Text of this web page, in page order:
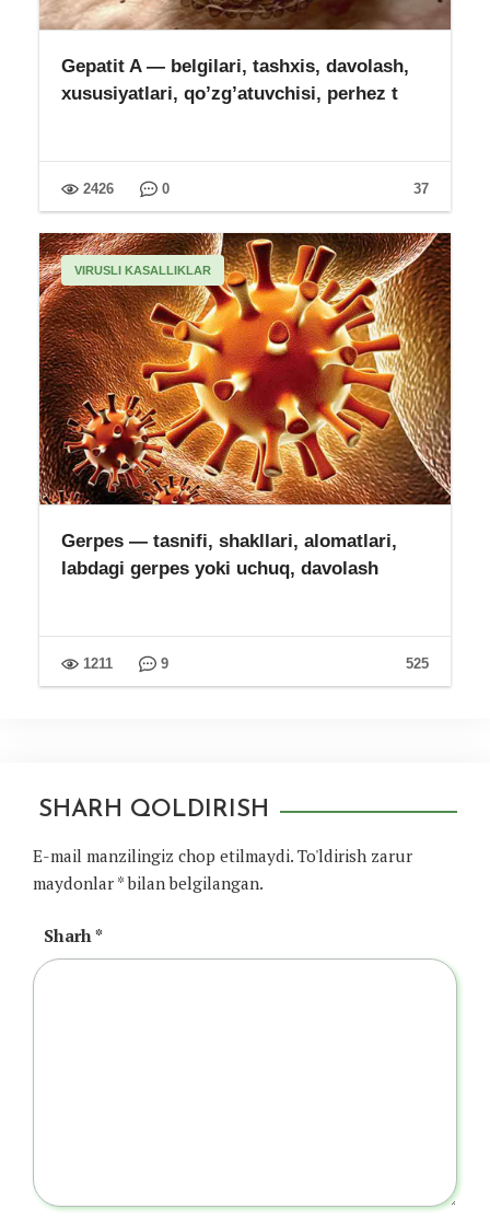
Gepatit A — belgilari, tashxis, davolash,
xususiyatlari, qo’zg’atuvchisi, perhez t
37
2426 0
VIRUSLI KASALLIKLAR
Gerpes — tasnifi, shakllari, alomatlari,
labdagi gerpes yoki uchuq, davolash
525
1211 9
SHARH QOLDIRISH
E-mail manzilingiz chop etilmaydi. To'ldirish zarur
maydonlar *bilan belgilangan.
Sharh*